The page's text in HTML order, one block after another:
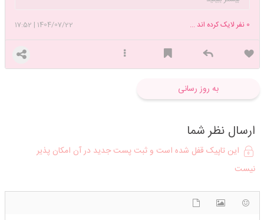
1404/07/22
|
17:52 0 نفر لایک کرده اند ...
به روز رسانی
ارسال نظر شما
این تاپیک قفل شده است و ثبت پست جدید در آن امکان پذیر
نیست